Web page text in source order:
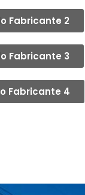
Fabricante 2
Fabricante 3
Fabricante 4